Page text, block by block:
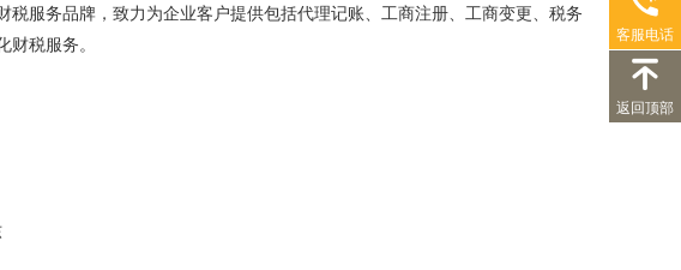
服务品牌，致力为企业客户提供包括代理记账、工商注册、工商变更、税务
税服务。
客服电话
返回顶部